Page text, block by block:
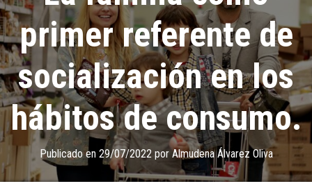
primer referente de
socialización en los
hábitos de consumo.
Publicado en 29/07/2022 porAlmudena Álvarez Oliva